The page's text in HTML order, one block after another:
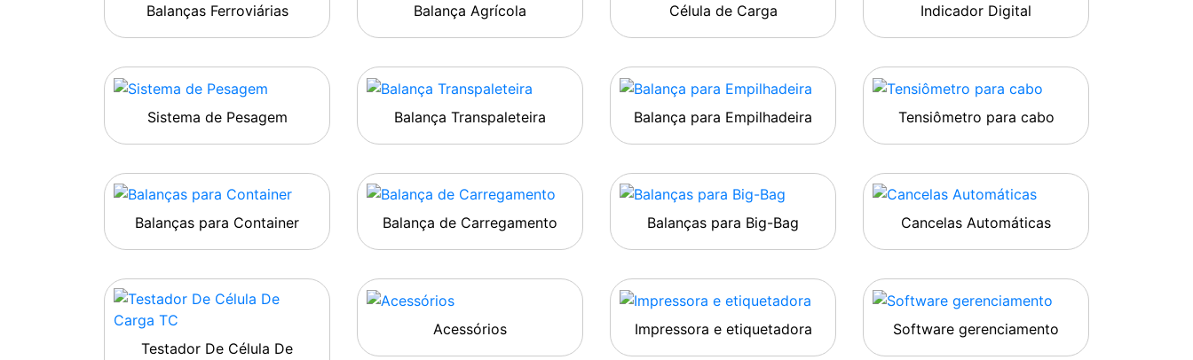
Balanças Ferroviárias Balança Agrícola Célula de Carga Indicador Digital
Sistema de Pesagem Balança Transpaleteira Balança para Empilhadeira Tensiômetro para cabo
Balanças para Container Balança de Carregamento Balanças para Big-Bag Cancelas Automáticas
Testador De Célula De
Acessórios Impressora e etiquetadora Software gerenciamento